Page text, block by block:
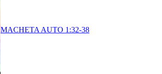
MACHETA AUTO 1:32-38